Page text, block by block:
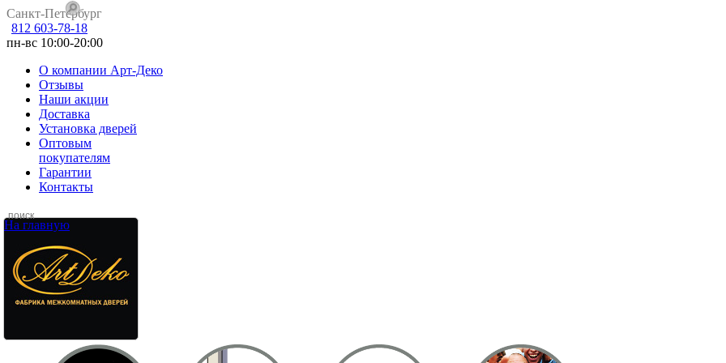
Санкт-Петербург
812 603-78-18
пн-вс 10:00-20:00
О компании Арт-Деко
Отзывы
Наши акции
Доставка
Установка дверей
Оптовым
покупателям
Гарантии
Контакты
На главную